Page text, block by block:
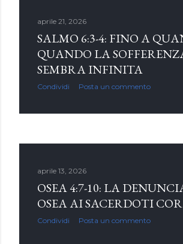
aprile 21, 2026
SALMO 6:3-4: FINO A
QUANDO LA
SEMBRA INFINITA
Condividi Posta un commento
aprile 13, 2026
OSEA 4:7-10: LA
OSEA AI SACERDOTI
Condividi Posta un commento